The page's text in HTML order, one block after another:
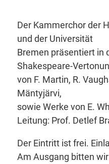
Der Kammerchor der
und der Universität
Bremen präsentiert in
Shakespeare-
von F. Martin, R.
Mäntyjärvi,
sowie Werke von E.
Leitung: Prof. Detlef
Der Eintritt ist frei.
Am Ausgang bitten